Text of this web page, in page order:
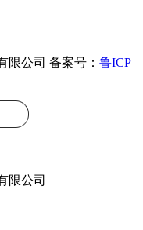
限公司 备案号： 鲁ICP
限公司